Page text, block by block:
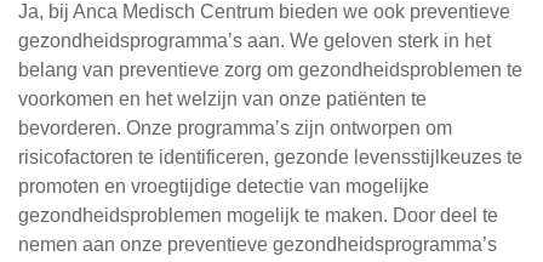
Ja, bij Anca Medisch Centrum bieden we ook preventieve
gezondheidsprogramma’s aan. We geloven sterk in het
belang van preventieve zorg om gezondheidsproblemen te
voorkomen en het welzijn van onze patiënten te
bevorderen. Onze programma’s zijn ontworpen om
risicofactoren te identificeren, gezonde levensstijlkeuzes te
promoten en vroegtijdige detectie van mogelijke
gezondheidsproblemen mogelijk te maken. Door deel te
nemen aan onze preventieve gezondheidsprogramma’s